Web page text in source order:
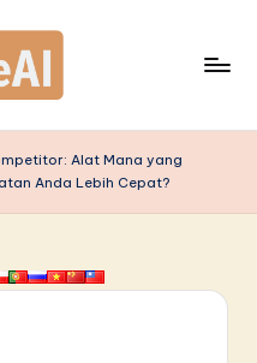
Alat Mana yang
Anda Lebih Cepat?